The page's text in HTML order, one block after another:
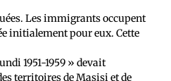
Les immigrants occupent
initialement pour eux. Cette
1951-1959 » devait
territoires de Masisi et de